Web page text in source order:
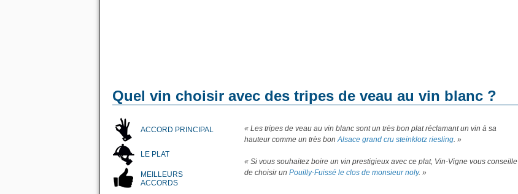
Quel vin choisir avec des tripes de veau au vin blanc ?
ACCORD PRINCIPAL
LE PLAT
MEILLEURS
ACCORDS
« Les tripes de veau au vin blanc sont un très bon plat réclamant un vin à sa
hauteur comme un très bonAlsace grand cru steinklotz riesling. »
« Si vous souhaitez boire un vin prestigieux avec ce plat, Vin-Vigne vous conseille
de choisir un Pouilly-Fuissé le clos de monsieur noly. »